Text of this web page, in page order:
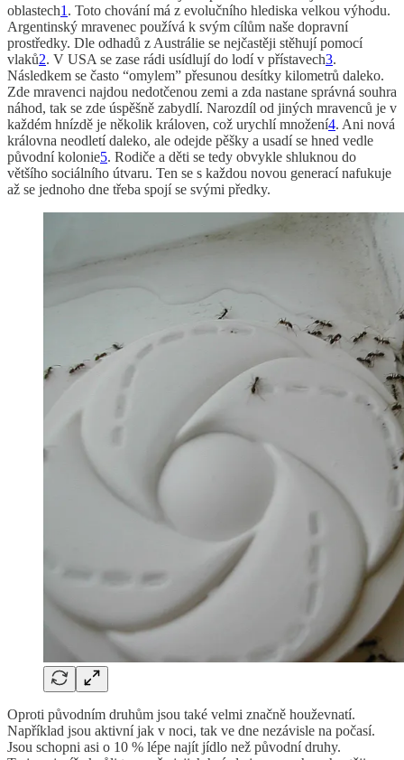
oblastech1 . Toto chování má z evolučního hlediska velkou výhodu.
Argentinský mravenec používá k svým cílům naše dopravní
prostředky. Dle odhadů z Austrálie se nejčastěji stěhují pomocí
vlaků2. V USA se zase rádi usídlují do lodí v přístavech3.
Následkem se často “omylem” přesunou desítky kilometrů daleko.
Zde mravenci najdou nedotčenou zemi a zda nastane správná souhra
náhod, tak se zde úspěšně zabydlí. Narozdíl od jiných mravenců je v
každém hnízdě je několik královen, což urychlí množení4. Ani nová
královna neodletí daleko, ale odejde pěšky a usadí se hned vedle
původní kolonie5. Rodiče a děti se tedy obvykle shluknou do
většího sociálního útvaru. Ten se s každou novou generací nafukuje
až se jednoho dne třeba spojí se svými předky.
Oproti původním druhům jsou také velmi značně houževnatí.
Například jsou aktivní jak v noci, tak ve dne nezávisle na počasí.
Jsou schopni asi o 10 % lépe najít jídlo než původní druhy.